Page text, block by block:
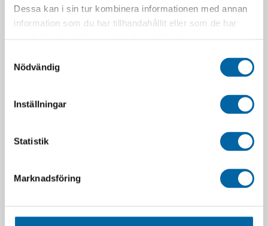
Dessa kan i sin tur kombinera informationen med annan
information som du har tillhandahållit eller som de har
Nödvändig
Inställningar
Statistik
Marknadsföring
1 290,00
LÄGG I VARUKORG
Styrstål Touring Pilot 5.7 SL
kr
LÄGG I VARUKORG